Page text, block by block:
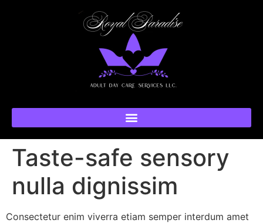
Taste-safe sensory
nulla dignissim
Consectetur enim viverra etiam semper interdum amet